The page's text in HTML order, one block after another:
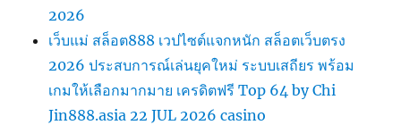
2026
เว็บแม่ สล็อต888 เวปไซต์แจกหนัก สล็อตเว็บตรง
2026 ประสบการณ์เล่นยุคใหม่ ระบบเสถียร พร้อม
เกมให้เลือกมากมาย เครดิตฟรี Top 64 by Chi
Jin888.asia 22 JUL 2026 casino